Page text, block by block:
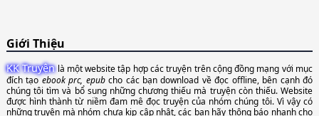
Giới Thiệu
KK Truyệnlà một website tập hợp các truyện trên cộng đồng mạng với mục
đích tạoebook prc, epubcho các bạn download về đọc offline, bên cạnh đó
chúng tôi tìm và bổ sung những chương thiếu mà truyện còn thiếu. Website
được hình thành từ niềm đam mê đọc truyện của nhóm chúng tôi. Vì vậy có
những truyện mà nhóm chưa kịp cập nhật, các bạn hãy thông báo nhanh cho